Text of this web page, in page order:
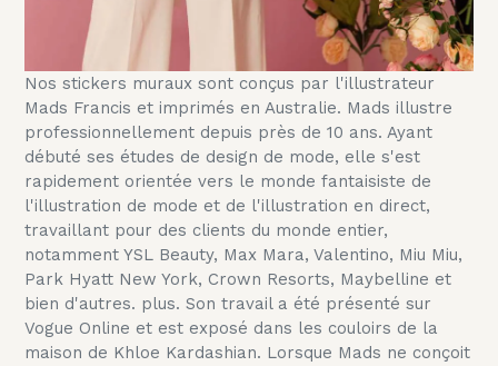
Nos stickers muraux sont conçus par l'illustrateur
Mads Francis et imprimés en Australie. Mads illustre
professionnellement depuis près de 10 ans. Ayant
débuté ses études de design de mode, elle s'est
rapidement orientée vers le monde fantaisiste de
l'illustration de mode et de l'illustration en direct,
travaillant pour des clients du monde entier,
notamment YSL Beauty, Max Mara, Valentino, Miu Miu,
Park Hyatt New York, Crown Resorts, Maybelline et
bien d'autres. plus. Son travail a été présenté sur
Vogue Online et est exposé dans les couloirs de la
maison de Khloe Kardashian. Lorsque Mads ne conçoit